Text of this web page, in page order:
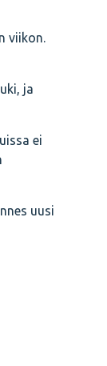
viikon.
ja
ei
uusi